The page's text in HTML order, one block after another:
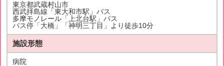
東京都武蔵村山市
西武拝島線「東大和市駅」バス
多摩モノレール「上北台駅」バス
バス停「大橋」「神明三丁目」より徒歩10分
施設形態
病院